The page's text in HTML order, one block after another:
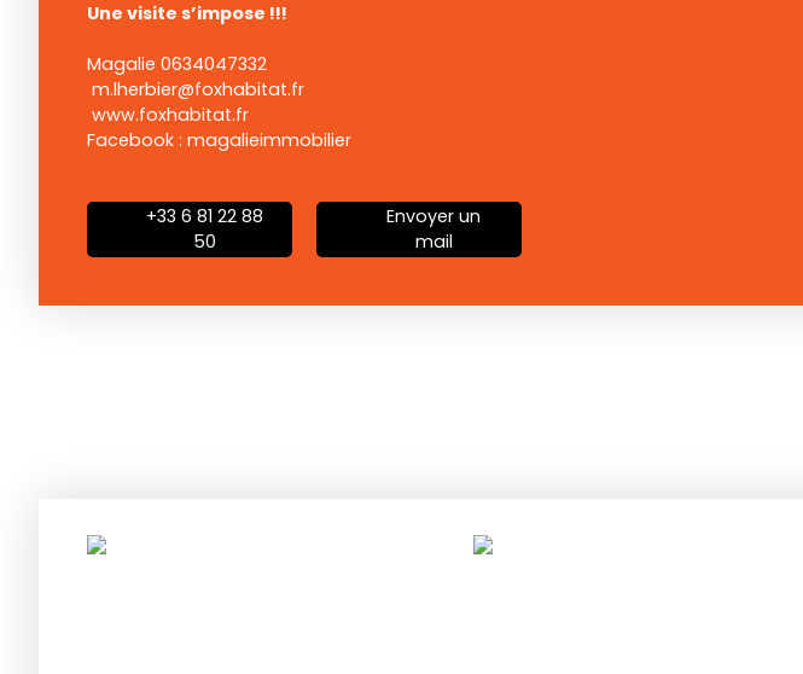
Une visite s’impose !!!
Magalie 0634047332
m.lherbier@foxhabitat.fr
www.foxhabitat.fr
Facebook : magalieimmobilier
+33 6 81 22 88
50
Envoyer un
mail